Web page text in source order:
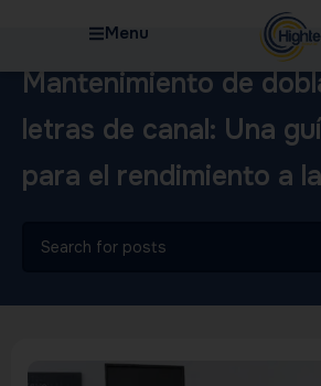
Menu
Mantenimiento de
letras de canal: Una
para el rendimiento a